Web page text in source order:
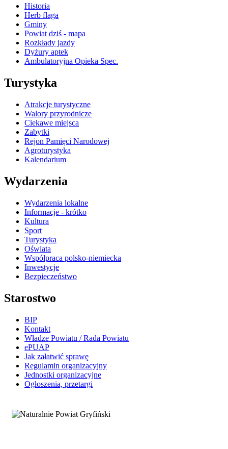
Historia
Herb flaga
Gminy
Powiat dziś - mapa
Rozkłady jazdy
Dyżury aptek
Ambulatoryjna Opieka Spec.
Turystyka
Atrakcje turystyczne
Walory przyrodnicze
Ciekawe miejsca
Zabytki
Rejon Pamięci Narodowej
Agroturystyka
Kalendarium
Wydarzenia
Wydarzenia lokalne
Informacje - krótko
Kultura
Sport
Turystyka
Oświata
Współpraca polsko-niemiecka
Inwestycje
Bezpieczeństwo
Starostwo
BIP
Kontakt
Władze Powiatu / Rada Powiatu
ePUAP
Jak załatwić sprawę
Regulamin organizacyjny
Jednostki organizacyjne
Ogłoszenia, przetargi